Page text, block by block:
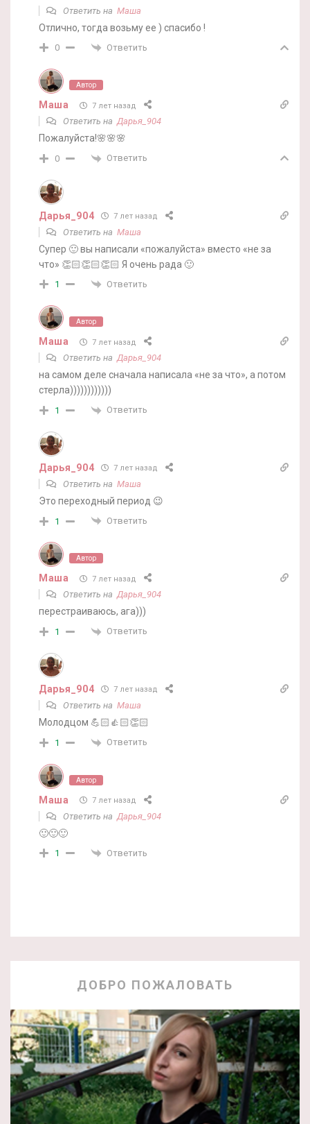
Ответить на Маша
Отлично, тогда возьму ее ) спасибо !
0 Ответить
Автор
Маша 7 лет назад
Ответить наДарья_904
Пожалуйста!🌸🌸🌸
0 Ответить
Дарья_904 7 лет назад
Ответить на Маша
Супер 🙂 вы написали «пожалуйста» вместо «не за
что» 👏🏻👏🏻👏🏻 Я очень рада 🙂
1 Ответить
Автор
Маша 7 лет назад
Ответить наДарья_904
на самом деле сначала написала «не за что», а потом
стерла))))))))))))
1 Ответить
Дарья_904 7 лет назад
Ответить на Маша
Это переходный период 😉
1 Ответить
Автор
Маша 7 лет назад
Ответить наДарья_904
перестраиваюсь, ага)))
1 Ответить
Дарья_904 7 лет назад
Ответить на Маша
Молодцом 💪🏻👍🏻👏🏻
1 Ответить
Автор
Маша 7 лет назад
Ответить на Дарья_904
🙂🙂🙂
1 Ответить
ДОБРО ПОЖАЛОВАТЬ